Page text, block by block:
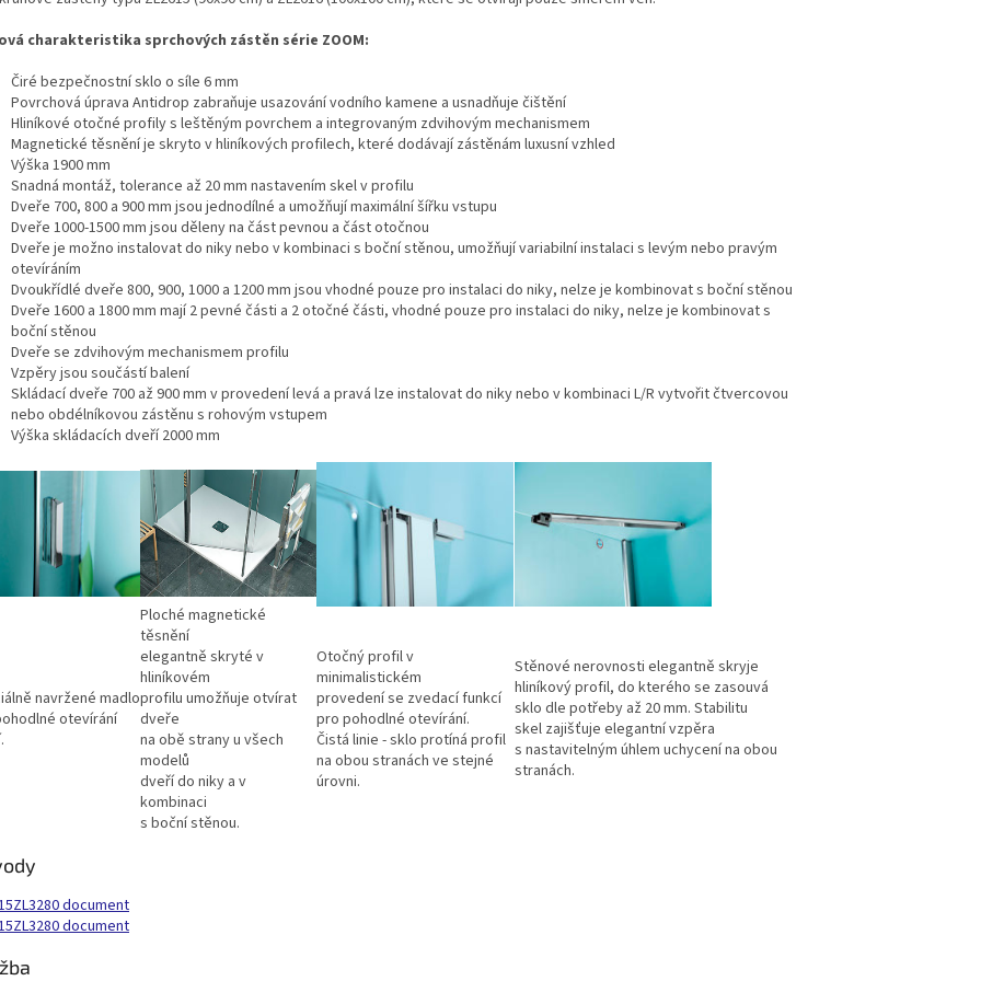
charakteristika sprchových zástěn série ZOOM:
Čiré bezpečnostní sklo o síle 6 mm
Povrchová úprava Antidrop zabraňuje usazování vodního kamene a usnadňuje čištění
Hliníkové otočné profily s leštěným povrchem a integrovaným zdvihovým mechanismem
Magnetické těsnění je skryto v hliníkových profilech, které dodávají zástěnám luxusní vzhled
Výška 1900 mm
Snadná montáž, tolerance až 20 mm nastavením skel v profilu
Dveře 700, 800 a 900 mm jsou jednodílné a umožňují maximální šířku vstupu
Dveře 1000-1500 mm jsou děleny na část pevnou a část otočnou
Dveře je možno instalovat do niky nebo v kombinaci s boční stěnou, umožňují variabilní instalaci s levým nebo pravým
otevíráním
Dvoukřídlé dveře 800, 900, 1000 a 1200 mm jsou vhodné pouze pro instalaci do niky, nelze je kombinovat s boční stěnou
Dveře 1600 a 1800 mm mají 2 pevné části a 2 otočné části, vhodné pouze pro instalaci do niky, nelze je kombinovat s
boční stěnou
Dveře se zdvihovým mechanismem profilu
Vzpěry jsou součástí balení
Skládací dveře 700 až 900 mm v provedení levá a pravá lze instalovat do niky nebo v kombinaci L/R vytvořit čtvercovou
nebo obdélníkovou zástěnu s rohovým vstupem
Výška skládacích dveří 2000 mm
navržené madlo
otevírání
Ploché magnetické
těsnění
elegantně skryté v
hliníkovém
profilu umožňuje otvírat
dveře
na obě strany u všech
modelů
dveří do niky a v
kombinaci
s boční stěnou.
Otočný profil v
minimalistickém
provedení se zvedací funkcí
pro pohodlné otevírání.
Čistá linie - sklo protíná profil
na obou stranách ve stejné
úrovni.
Stěnové nerovnosti elegantně skryje
hliníkový profil, do kterého se zasouvá
sklo dle potřeby až 20 mm. Stabilitu
skel zajišťuje elegantní vzpěra
s nastavitelným úhlem uchycení na obou
stranách.
document
document